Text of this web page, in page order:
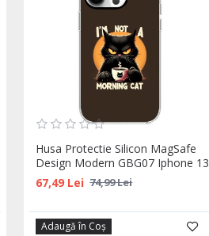
Husa Protectie Silicon MagSafe
Design Modern GBG07 Iphone 13
67,49 Lei 74,99 Lei
Adaugă în Coş